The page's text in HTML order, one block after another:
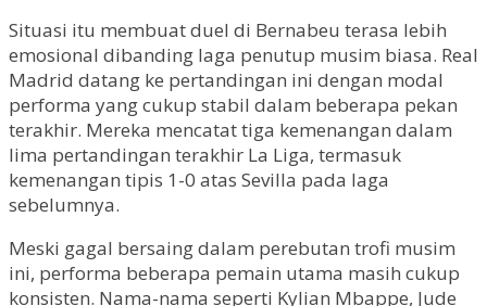
Situasi itu membuat duel di Bernabeu terasa lebih
emosional dibanding laga penutup musim biasa. Real
Madrid datang ke pertandingan ini dengan modal
performa yang cukup stabil dalam beberapa pekan
terakhir. Mereka mencatat tiga kemenangan dalam
lima pertandingan terakhir La Liga, termasuk
kemenangan tipis 1-0 atas Sevilla pada laga
sebelumnya.
Meski gagal bersaing dalam perebutan trofi musim
ini, performa beberapa pemain utama masih cukup
konsisten. Nama-nama seperti Kylian Mbappe, Jude